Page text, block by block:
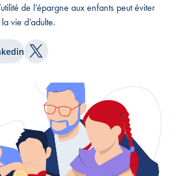
de l’épargne aux enfants peut éviter
vie d’adulte.
Partager sur Twitter